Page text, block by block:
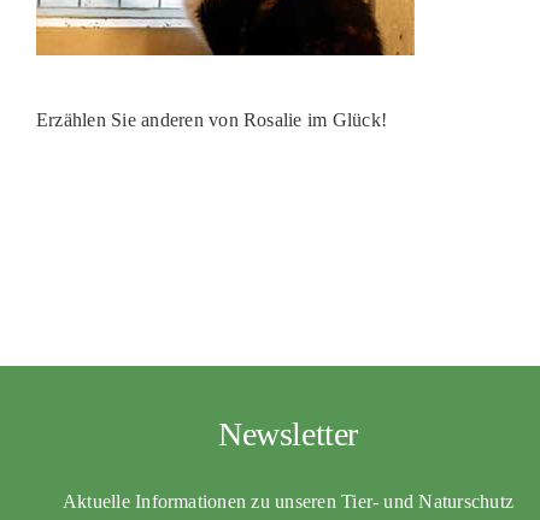
Erzählen Sie anderen von Rosalie im Glück!
Newsletter
Aktuelle Informationen zu unseren Tier- und Naturschutz